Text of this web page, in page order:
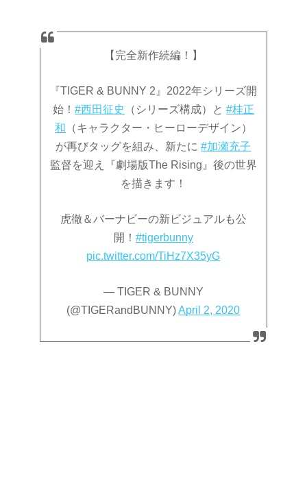
【完全新作続編！】
『TIGER & BUNNY 2』2022年シリーズ開
始！ #西田征史 （シリーズ構成）と #桂正
和 （キャラクター・ヒーローデザイン）
が再びタッグを組み、新たに#加瀬充子
監督を迎え『劇場版The Rising』後の世界
を描きます！
虎徹＆バーナビーの新ビジュアルも公
開！ #tigerbunny
pic.twitter.com/TiHz7X35yG
— TIGER & BUNNY
(@TIGERandBUNNY)April 2, 2020